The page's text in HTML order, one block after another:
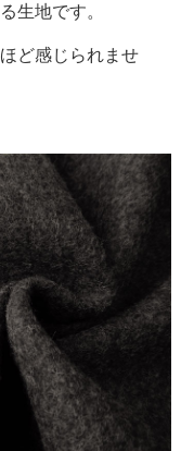
生地です。
ど感じられませ